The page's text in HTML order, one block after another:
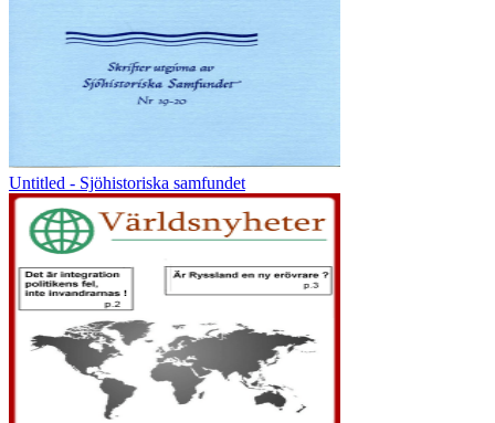
Untitled - Sjöhistoriska samfundet